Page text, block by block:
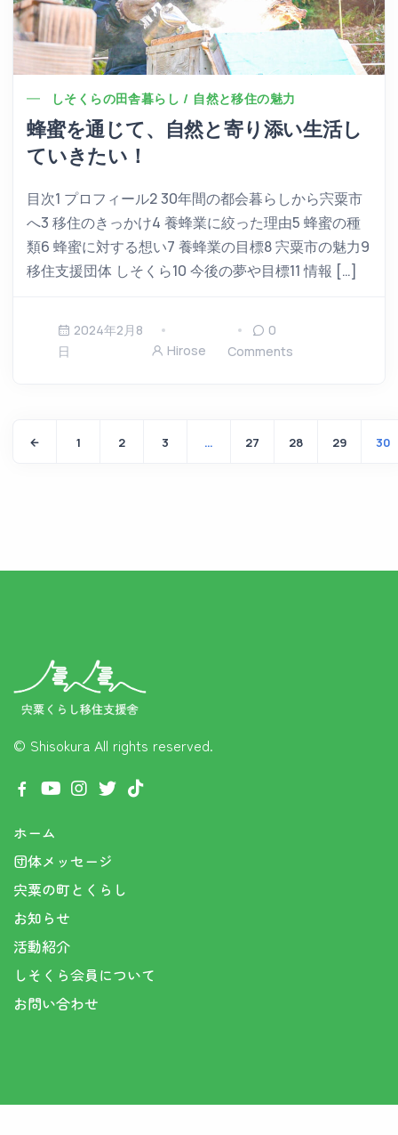
しそくらの田舎暮らし / 自然と移住の魅力
蜂蜜を通じて、自然と寄り添い生活し
ていきたい！
目次1 プロフィール2 30年間の都会暮らしから宍粟市
へ3 移住のきっかけ4 養蜂業に絞った理由5 蜂蜜の種
類6 蜂蜜に対する想い7 養蜂業の目標8 宍粟市の魅力9
移住支援団体 しそくら10 今後の夢や目標11 情報 […]
2024年2月8
日
Hirose
0
Comments
1 2 3 … 27 28 29 30
© Shisokura All rights reserved.
ホーム
団体メッセージ
宍粟の町とくらし
お知らせ
活動紹介
しそくら会員について
お問い合わせ